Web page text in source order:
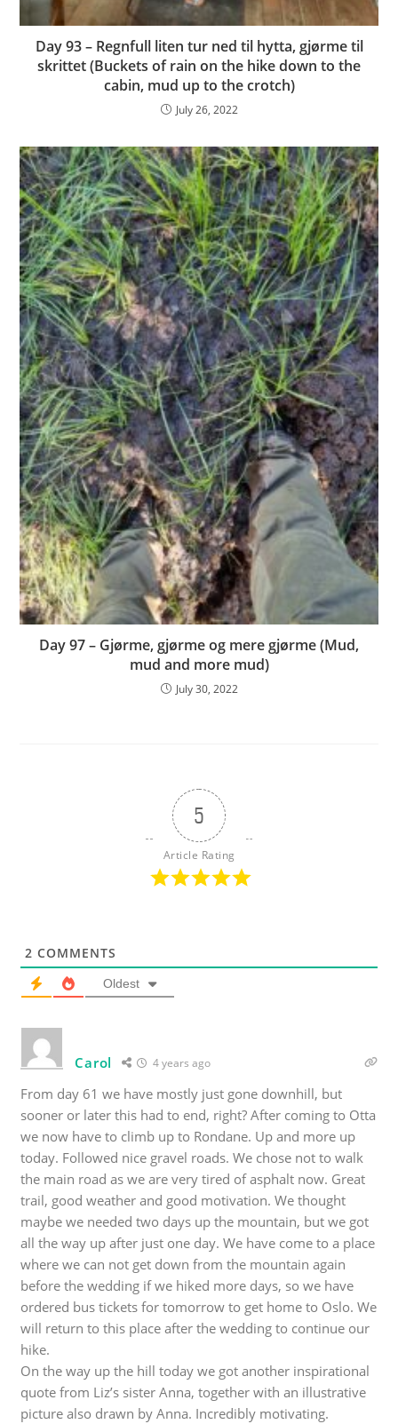
Day 93 – Regnfull liten tur ned til hytta, gjørme til
skrittet (Buckets of rain on the hike down to the
cabin, mud up to the crotch)
July 26, 2022
Day 97 – Gjørme, gjørme og mere gjørme (Mud,
mud and more mud)
July 30, 2022
5
Article Rating
2 COMMENTS
Oldest
Carol 4 years ago
From day 61 we have mostly just gone downhill, but
sooner or later this had to end, right? After coming to Otta
we now have to climb up to Rondane. Up and more up
today. Followed nice gravel roads. We chose not to walk
the main road as we are very tired of asphalt now. Great
trail, good weather and good motivation. We thought
maybe we needed two days up the mountain, but we got
all the way up after just one day. We have come to a place
where we can not get down from the mountain again
before the wedding if we hiked more days, so we have
ordered bus tickets for tomorrow to get home to Oslo. We
will return to this place after the wedding to continue our
hike.
On the way up the hill today we got another inspirational
quote from Liz’s sister Anna, together with an illustrative
picture also drawn by Anna. Incredibly motivating.